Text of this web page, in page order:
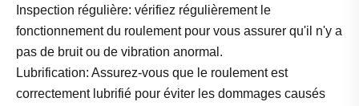
Inspection régulière: vérifiez régulièrement le
fonctionnement du roulement pour vous assurer qu'il n'y a
pas de bruit ou de vibration anormal.
Lubrification: Assurez-vous que le roulement est
correctement lubrifié pour éviter les dommages causés